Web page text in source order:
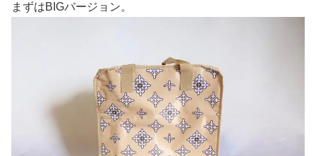
まずはBIGバージョン。